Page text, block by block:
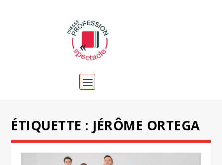
ÉTIQUETTE : JÉRÔME ORTEGA